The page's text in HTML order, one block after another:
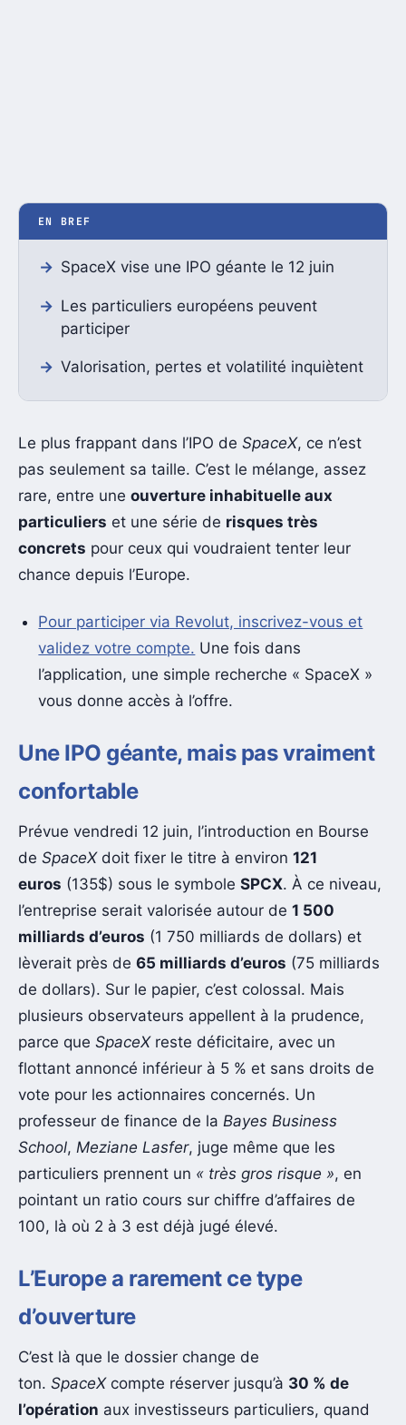
EN BREF
SpaceX vise une IPO géante le 12 juin
Les particuliers européens peuvent
participer
Valorisation, pertes et volatilité inquiètent
Le plus frappant dans l’IPO de SpaceX, ce n’est
pas seulement sa taille. C’est le mélange, assez
rare, entre une ouverture inhabituelle aux
particuliers et une série de risques très
concrets pour ceux qui voudraient tenter leur
chance depuis l’Europe.
Pour participer via Revolut, inscrivez-vous et
validez votre compte. Une fois dans
l’application, une simple recherche « SpaceX »
vous donne accès à l’offre.
Une IPO géante, mais pas vraiment
confortable
Prévue vendredi 12 juin, l’introduction en Bourse
de SpaceXdoit fixer le titre à environ 121
euros (135$) sous le symbole SPCX. À ce niveau,
l’entreprise serait valorisée autour de 1 500
milliards d’euros (1 750 milliards de dollars) et
lèverait près de 65 milliards d’euros (75 milliards
de dollars). Sur le papier, c’est colossal. Mais
plusieurs observateurs appellent à la prudence,
parce que SpaceXreste déficitaire, avec un
flottant annoncé inférieur à 5 % et sans droits de
vote pour les actionnaires concernés. Un
professeur de finance de la Bayes Business
School, Meziane Lasfer, juge même que les
particuliers prennent un « très gros risque », en
pointant un ratio cours sur chiffre d’affaires de
100, là où 2 à 3 est déjà jugé élevé.
L’Europe a rarement ce type
d’ouverture
C’est là que le dossier change de
ton. SpaceXcompte réserver jusqu’à 30 % de
l’opération aux investisseurs particuliers, quand